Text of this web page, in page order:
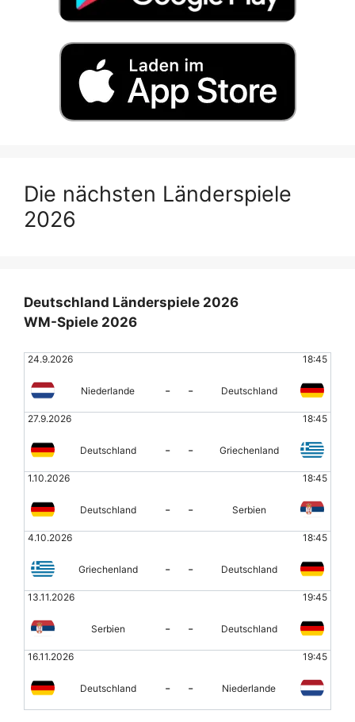
Die nächsten Länderspiele
2026
Deutschland Länderspiele 2026
WM-Spiele 2026
24.9.2026 18:45
Niederlande - - Deutschland
27.9.2026 18:45
Deutschland - - Griechenland
1.10.2026 18:45
Deutschland - - Serbien
4.10.2026 18:45
Griechenland - - Deutschland
13.11.2026 19:45
Serbien - - Deutschland
16.11.2026 19:45
Deutschland - - Niederlande